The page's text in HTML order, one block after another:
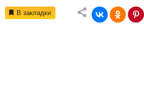
В закладки